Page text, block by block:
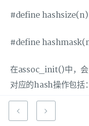
#define
#define
在assoc_init()中，
对应的hash操作包括
assoc_expand()、
assoc_insert()、